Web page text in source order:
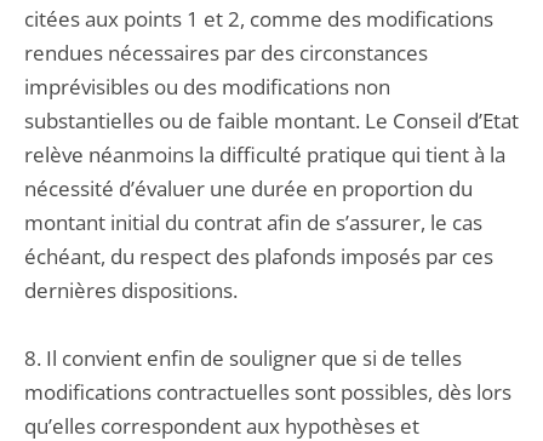
citées aux points 1 et 2, comme des modifications
rendues nécessaires par des circonstances
imprévisibles ou des modifications non
substantielles ou de faible montant. Le Conseil d’Etat
relève néanmoins la difficulté pratique qui tient à la
nécessité d’évaluer une durée en proportion du
montant initial du contrat afin de s’assurer, le cas
échéant, du respect des plafonds imposés par ces
dernières dispositions.
8. Il convient enfin de souligner que si de telles
modifications contractuelles sont possibles, dès lors
qu’elles correspondent aux hypothèses et